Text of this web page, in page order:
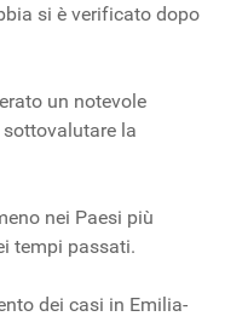
si è verificato dopo
un notevole
la
nei Paesi più
tempi passati.
dei casi in Emilia-